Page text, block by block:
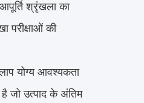
श्रृंखला का
परीक्षाओं की
योग्य आवश्यकता
है जो उत्पाद के अंतिम